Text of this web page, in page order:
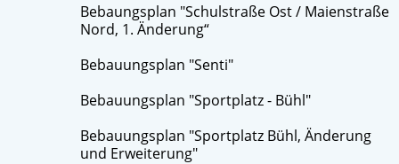
Bebaungsplan "Schulstraße Ost / Maienstraße
Nord, 1. Änderung“
Bebauungsplan "Senti"
Bebauungsplan "Sportplatz - Bühl"
Bebauungsplan "Sportplatz Bühl, Änderung
und Erweiterung"